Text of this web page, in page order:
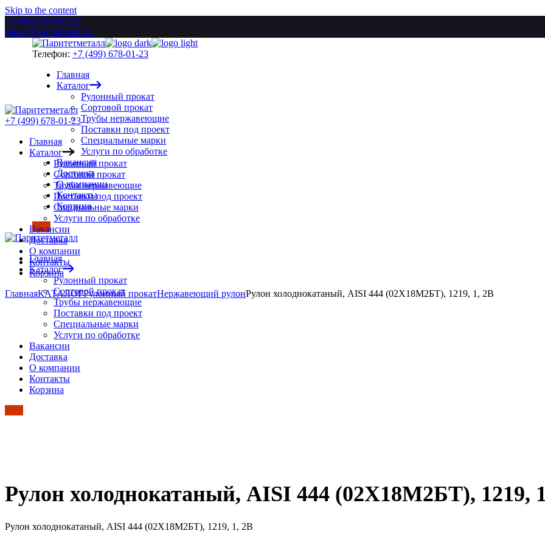
Skip to the content
+7 (499) 678-01-23
zakaz@paritetmetall.ru
Телефон: +7 (499) 678-01-23
Главная
Каталог
Рулонный прокат
Сортовой прокат
Трубы нержавеющие
Поставки под проект
Специальные марки
Услуги по обработке
Вакансии
Доставка
О компании
Контакты
Корзина
Главная
Каталог
Рулонный прокат
Сортовой прокат
Трубы нержавеющие
Поставки под проект
Специальные марки
Услуги по обработке
Вакансии
Доставка
О компании
Контакты
Корзина
+7 (499) 678-01-23
Главная
Каталог
Рулонный прокат
Сортовой прокат
Трубы нержавеющие
Поставки под проект
Специальные марки
Услуги по обработке
Вакансии
Доставка
О компании
Контакты
Корзина
ГлавнаяКАТАЛОГРулонный прокатНержавеющий рулонРулон холоднокатаный, AISI 444 (02Х18М2БТ), 1219, 1, 2B
Рулон холоднокатаный, AISI 444 (02Х18М2БТ), 1219,
Рулон холоднокатаный, AISI 444 (02Х18М2БТ), 1219, 1, 2B